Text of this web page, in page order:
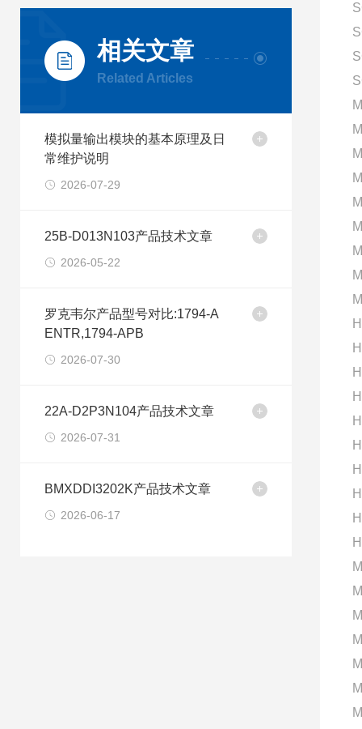
相关文章
Related Articles
模拟量输出模块的基本原理及日
常维护说明
2026-07-29
25B-D013N103产品技术文章
2026-05-22
罗克韦尔产品型号对比:1794-A
ENTR,1794-APB
2026-07-30
22A-D2P3N104产品技术文章
2026-07-31
BMXDDI3202K产品技术文章
2026-06-17